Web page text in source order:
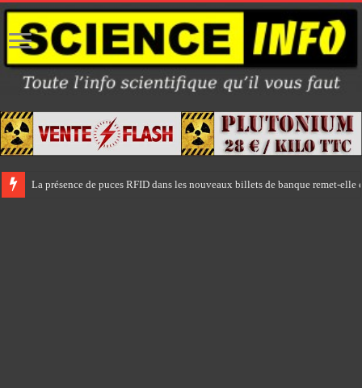
La présence de puces RFID dans les nouveaux billets de banque remet-